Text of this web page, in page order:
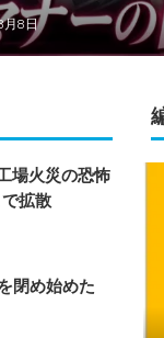
8日
場火災の恐怖
拡散
閉め始めた